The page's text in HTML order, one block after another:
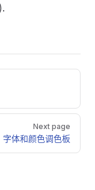
Next page
字体和颜色调色板